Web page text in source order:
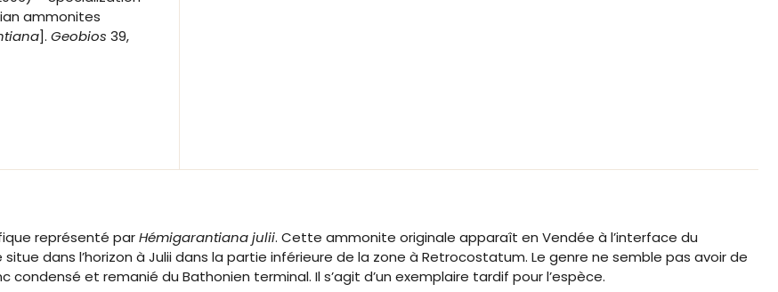
ammonites
]. Geobios 39,
représenté parHémigarantiana julii. Cette ammonite originale apparaît en Vendée à l’interface du
dans l’horizon à Julii dans la partie inférieure de la zone à Retrocostatum. Le genre ne semble pas avoir de
et remanié du Bathonien terminal. Il s’agit d’un exemplaire tardif pour l’espèce.